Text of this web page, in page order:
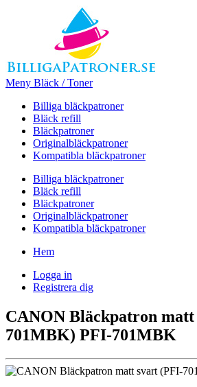
Meny Bläck / Toner
Billiga bläckpatroner
Bläck refill
Bläckpatroner
Originalbläckpatroner
Kompatibla bläckpatroner
Billiga bläckpatroner
Bläck refill
Bläckpatroner
Originalbläckpatroner
Kompatibla bläckpatroner
Hem
Logga in
Registrera dig
CANON Bläckpatron
701MBK) PFI-701MBK